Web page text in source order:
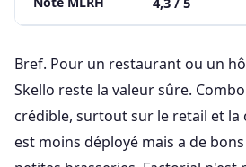
Bref. Pour un restaurant ou un
Skello reste la valeur sûre.
crédible, surtout sur le retail et la
est moins déployé mais a de